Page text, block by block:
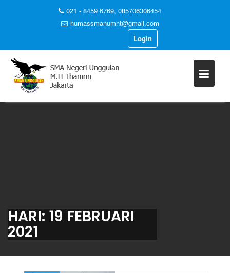
021 - 8459 6769, 085706306454
humassmanumht@gmail.com
Login
HARI: 19 FEBRUARI
2021